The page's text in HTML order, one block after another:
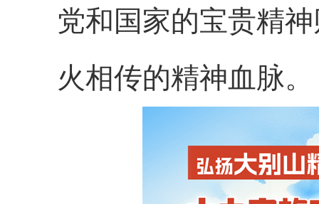
党和国家的宝贵精
火相传的精神血脉。